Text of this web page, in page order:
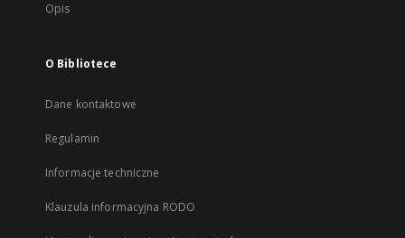
Opis
O Bibliotece
Dane kontaktowe
Regulamin
Informacje techniczne
Klauzula informacyjna RODO